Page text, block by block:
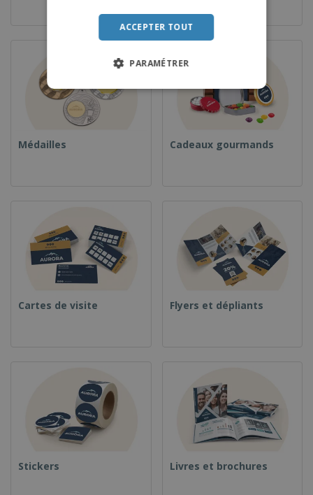
Médailles Cadeaux gourmands
Cartes de visite Flyers et dépliants
Stickers Livres et brochures
ITALIAN
ACCEPTER TOUT
PARAMÉTRER